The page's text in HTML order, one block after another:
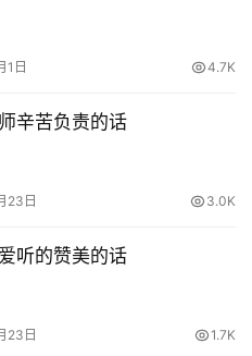
1日 4.7K
辛苦负责的话
23日 3.0K
听的赞美的话
23日 1.7K